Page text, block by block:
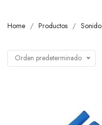
Home Productos Sonido
Orden predeterminado